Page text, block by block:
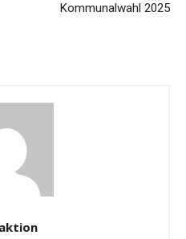
Kommunalwahl 2025